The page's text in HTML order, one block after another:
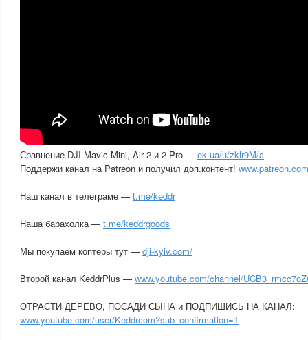
Сравнение DJI Mavic Mini, Air 2 и 2 Pro — ek.ua/u/zklr9M/a
Поддержи канал на Patreon и получил доп.контент!
Наш канал в телеграме — t.me/keddr
Наша барахолка — t.me/keddrgoods
Мы покупаем коптеры тут — dji-kyiv.com/
Второй канал KeddrPlus — www.youtube.com/channel/
ОТРАСТИ ДЕРЕВО, ПОСАДИ СЫНА и ПОДПИШИСЬ НА КАНАЛ:
www.youtube.com/user/Keddrcom?sub_confirmation=1